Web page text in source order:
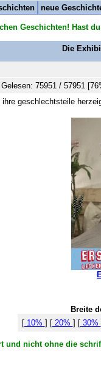
neue
Geschichten! Hast
Die
75951 / 57951
geschlechtsteile
Breite
[10% ] [20% ] [30%
und nicht ohne die